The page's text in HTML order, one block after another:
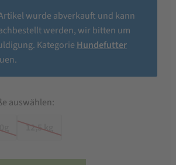
wurde abverkauft und kann
werden, wir bitten um
Kategorie Hundefutter
auswählen:
12,5 kg